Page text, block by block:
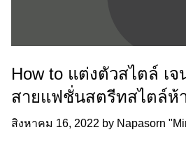
How to แต่งตัวสไตล์ เจ
สายแฟชั่นสตรีทสไตล์ห้
สิงหาคม 16, 2022 by Napasorn